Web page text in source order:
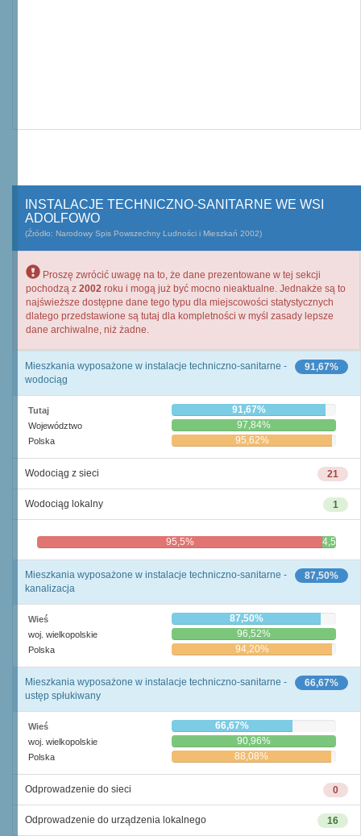
INSTALACJE TECHNICZNO-SANITARNE WE WSI
ADOLFOWO
(Źródło: Narodowy Spis Powszechny Ludności i Mieszkań 2002)
Proszę zwrócić uwagę na to, że dane prezentowane w tej sekcji
pochodzą z 2002 roku i mogą już być mocno nieaktualne. Jednakże są to
najświeższe dostępne dane tego typu dla miejscowości statystycznych
dlatego przedstawione są tutaj dla kompletności w myśl zasady lepsze
dane archiwalne, niż żadne.
91,67%
Mieszkania wyposażone w instalacje techniczno-sanitarne -
wodociąg
Tutaj 91,67%
Województwo 97,84%
Polska 95,62%
21
Wodociąg z sieci
1
Wodociąg lokalny
95,5% 4,5%
87,50%
Mieszkania wyposażone w instalacje techniczno-sanitarne -
kanalizacja
Wieś 87,50%
woj. wielkopolskie 96,52%
Polska 94,20%
66,67%
Mieszkania wyposażone w instalacje techniczno-sanitarne -
ustęp spłukiwany
Wieś 66,67%
woj. wielkopolskie 90,96%
Polska 88,08%
0
Odprowadzenie do sieci
16
Odprowadzenie do urządzenia lokalnego